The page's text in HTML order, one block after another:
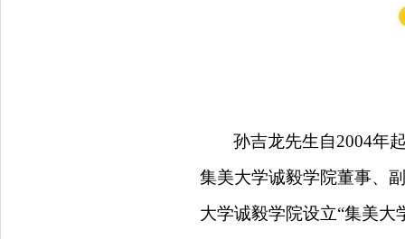
孙吉龙先生自2004年
集美大学诚毅学院董事、
大学诚毅学院设立“集美大